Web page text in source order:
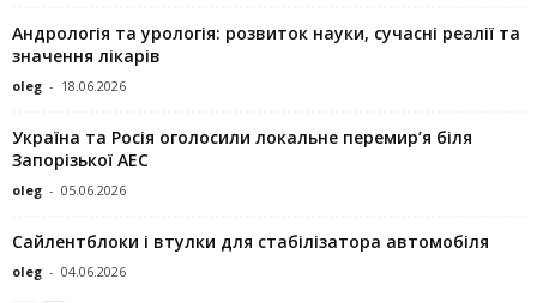
Андрологія та урологія: розвиток науки, сучасні реалії та
значення лікарів
oleg - 18.06.2026
Україна та Росія оголосили локальне перемир’я біля
Запорізької АЕС
oleg - 05.06.2026
Сайлентблоки і втулки для стабілізатора автомобіля
oleg - 04.06.2026